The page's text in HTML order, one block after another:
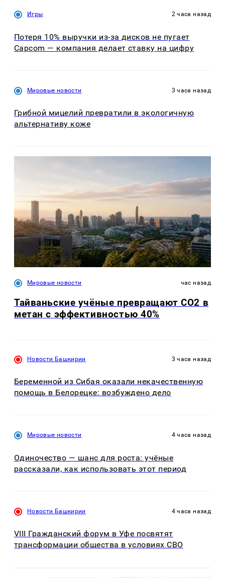
Игры 2 часа назад
Потеря 10% выручки из-за дисков не пугает
Capcom — компания делает ставку на цифру
Мировые новости 3 часа назад
Грибной мицелий превратили в экологичную
альтернативу коже
Мировые новости час назад
Тайваньские учёные превращают CO2 в
метан с эффективностью 40%
Новости Башкирии 3 часа назад
Беременной из Сибая оказали некачественную
помощь в Белорецке: возбуждено дело
Мировые новости 4 часа назад
Одиночество — шанс для роста: учёные
рассказали, как использовать этот период
Новости Башкирии 4 часа назад
VIII Гражданский форум в Уфе посвятят
трансформации общества в условиях СВО